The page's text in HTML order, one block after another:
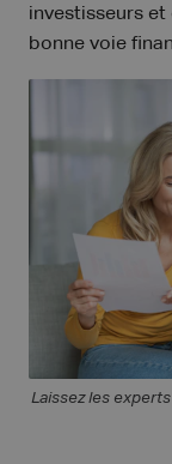
investisseurs
bonne voie
Laissez les